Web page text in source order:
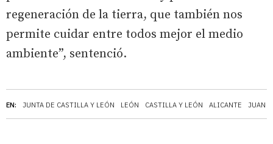
EN: JUNTA DE CASTILLA Y LEÓN LEÓN CASTILLA Y LEÓN ALICANTE JUAN
regeneración de la tierra, que también nos
permite cuidar entre todos mejor el medio
ambiente”, sentenció.